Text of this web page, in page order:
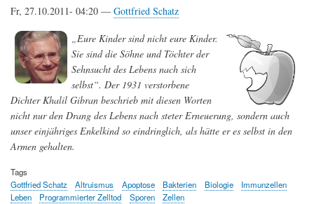
Fr, 27.10.2011- 04:20 — Gottfried Schatz
„Eure Kinder sind nicht eure Kinder.
Sie sind die Söhne und Töchter der
Sehnsucht des Lebens nach sich
selbst“. Der 1931 verstorbene
Dichter Khalil Gibran beschrieb mit diesen Worten
nicht nur den Drang des Lebens nach steter Erneuerung, sondern auch
unser einjähriges Enkelkind so eindringlich, als hätte er es selbst in den
Armen gehalten.
Tags
Gottfried Schatz
Altruismus Apoptose Bakterien Biologie
Immunzellen
Leben
Programmierter Zelltod Sporen Zellen